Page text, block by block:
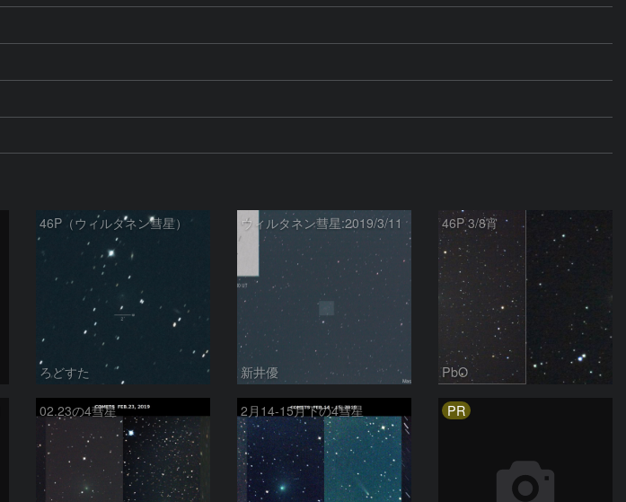
46P（ウィルタネン彗星）
ろどすた
ウィルタネン彗星:2019/3/11
新井優
46P 3/8宵
PbO
02.23の4彗星 2月14-15月下の4彗星 PR